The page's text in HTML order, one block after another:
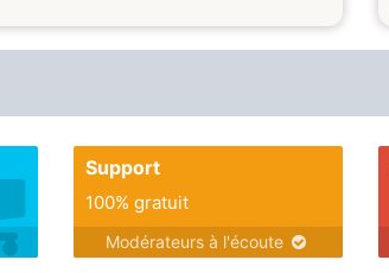
Support
100% gratuit
Modérateurs à l'écoute